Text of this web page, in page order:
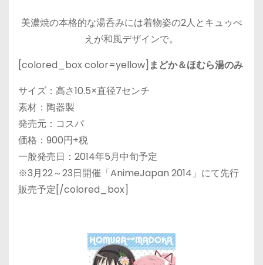
美濃焼の本格的な湯呑みには着物姿の2人とキュゥべ
えが和風デザインで。
[colored_box color=yellow] まどか＆ほむら湯のみ
サイズ：高さ10.5×直径7センチ
素材：陶器製
発売元：コスパ
価格：900円+税
一般発売日：2014年5月中旬予定
※3月22～23日開催「AnimeJapan 2014」にて先行
販売予定[/colored_box]